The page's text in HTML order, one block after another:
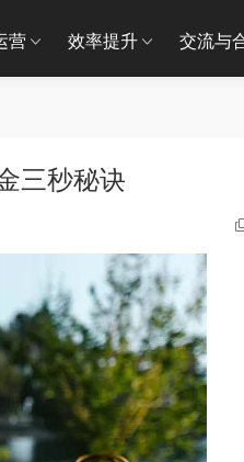
营 效率提升 交流与
三秒秘诀